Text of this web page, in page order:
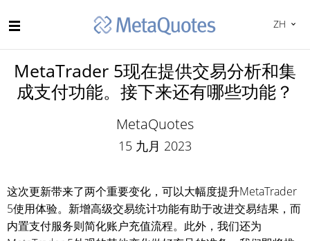
ZH
MetaTrader 5现在提供交易分析和集
成支付功能。接下来还有哪些功能？
MetaQuotes
15 九月 2023
这次更新带来了两个重要变化，可以大幅度提升MetaTrader
5使用体验。新增高级交易统计功能有助于改进交易结果，而
内置支付服务则简化账户充值流程。此外，我们还为